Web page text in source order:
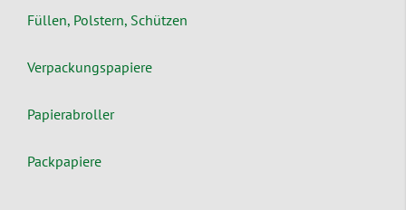
Füllen, Polstern, Schützen
Verpackungspapiere
Papierabroller
Packpapiere